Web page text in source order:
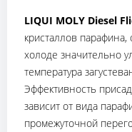
LIQUI MOLY Diesel
кристаллов
холоде значительно
температура
Эффективность
зависит от вида
промежуточной